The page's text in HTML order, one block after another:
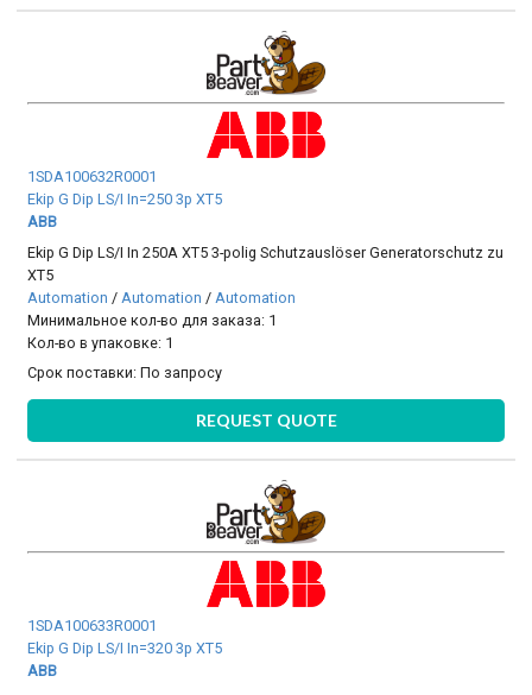
1SDA100632R0001
Ekip G Dip LS/I In=250 3p XT5
ABB
Ekip G Dip LS/I In 250A XT5 3-polig Schutzauslöser Generatorschutz zu
XT5
Automation / Automation / Automation
Минимальное кол-во для заказа: 1
Кол-во в упаковке: 1
Срок поставки:По запросу
REQUEST QUOTE
1SDA100633R0001
Ekip G Dip LS/I In=320 3p XT5
ABB